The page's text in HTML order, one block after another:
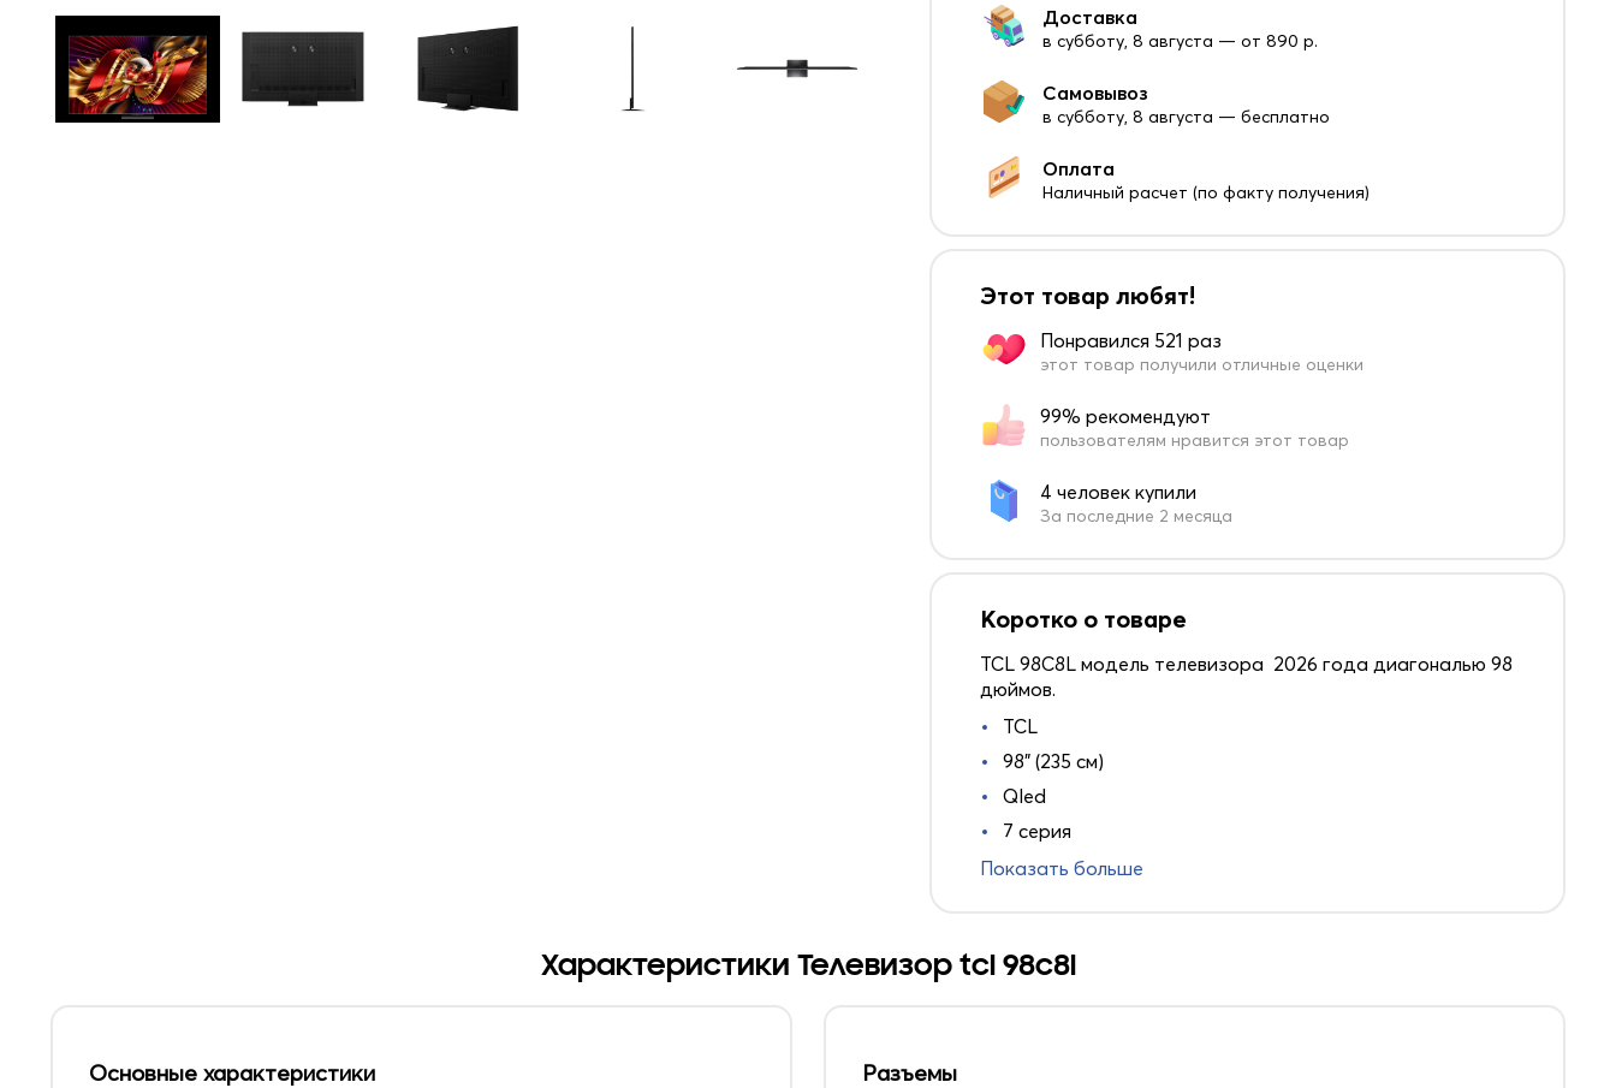
Доставка
в субботу, 8 августа — от 890 р.
Самовывоз
в субботу, 8 августа — бесплатно
Оплата
Наличный расчет (по факту получения)
Этот товар любят!
Понравился 521 раз
этот товар получили отличные оценки
99% рекомендуют
пользователям нравится этот товар
4 человек купили
За последние 2 месяца
Коротко о товаре
TCL 98C8L модель телевизора 2026 года диагональю 98
дюймов.
TCL
98" (235 см)
Qled
7 серия
Показать больше
Характеристики Телевизор tcl 98c8l
Основные характеристики Разъемы